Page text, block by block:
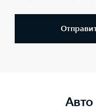
Авто